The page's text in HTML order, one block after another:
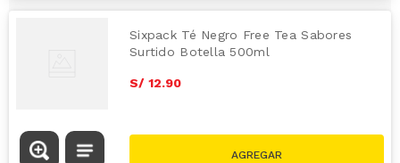
Sixpack Té Negro Free Tea Sabores
Surtido Botella 500ml
S/ 12.90